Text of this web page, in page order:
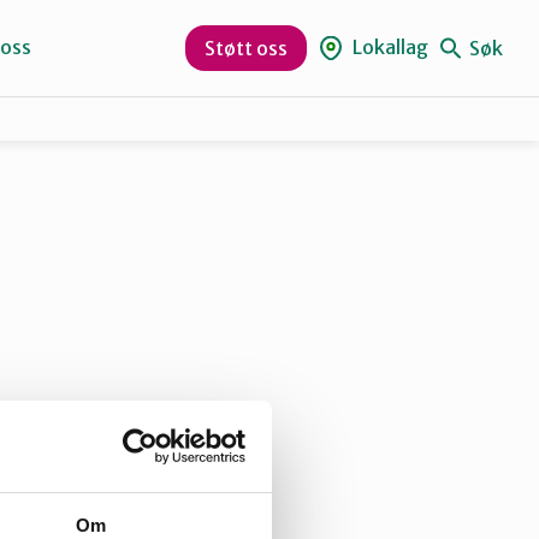
Om
Støtt oss Lokallag Søk
for alle